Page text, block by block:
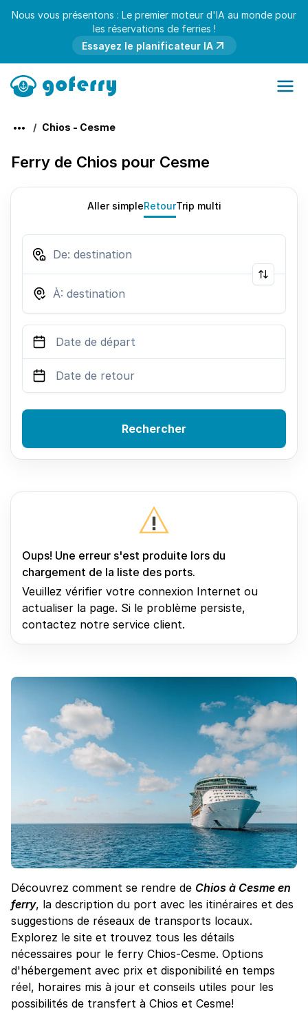
Nous vous présentons : Le premier moteur d'IA au monde pour
les réservations de ferries !
Essayez le planificateur IA
Chios - Cesme
Ferry de Chios pour Cesme
Découvrez comment se rendre de Chios à Cesme en
ferry, la description du port avec les itinéraires et des
suggestions de réseaux de transports locaux.
Explorez le site et trouvez tous les détails
nécessaires pour le ferry Chios-Cesme. Options
d'hébergement avec prix et disponibilité en temps
réel, horaires mis à jour et conseils utiles pour les
possibilités de transfert à Chios et Cesme!
Aller simpleRetourTrip multi
Rechercher
Oups! Une erreur s'est produite lors du
chargement de la liste des ports.
Veuillez vérifier votre connexion Internet ou
actualiser la page. Si le problème persiste,
contactez notre service client.